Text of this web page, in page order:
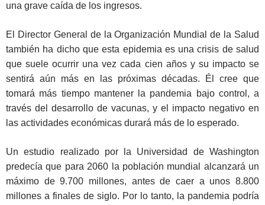
una grave caída de los ingresos.
El Director General de la Organización Mundial de la Salud
también ha dicho que esta epidemia es una crisis de salud
que suele ocurrir una vez cada cien años y su impacto se
sentirá aún más en las próximas décadas. Él cree que
tomará más tiempo mantener la pandemia bajo control, a
través del desarrollo de vacunas, y el impacto negativo en
las actividades económicas durará más de lo esperado.
Un estudio realizado por la Universidad de Washington
predecía que para 2060 la población mundial alcanzará un
máximo de 9.700 millones, antes de caer a unos 8.800
millones a finales de siglo. Por lo tanto, la pandemia podría